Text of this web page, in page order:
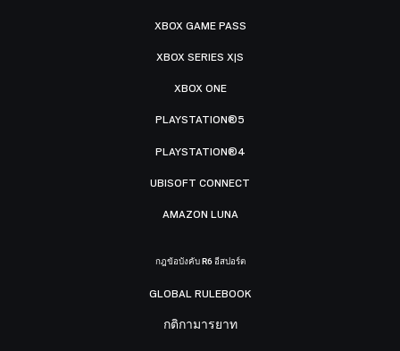
XBOX GAME PASS
XBOX SERIES X|S
XBOX ONE
PLAYSTATION®5
PLAYSTATION®4
UBISOFT CONNECT
AMAZON LUNA
กฎข้อบังคับ R6 อีสปอร์ต
GLOBAL RULEBOOK
กติกามารยาท